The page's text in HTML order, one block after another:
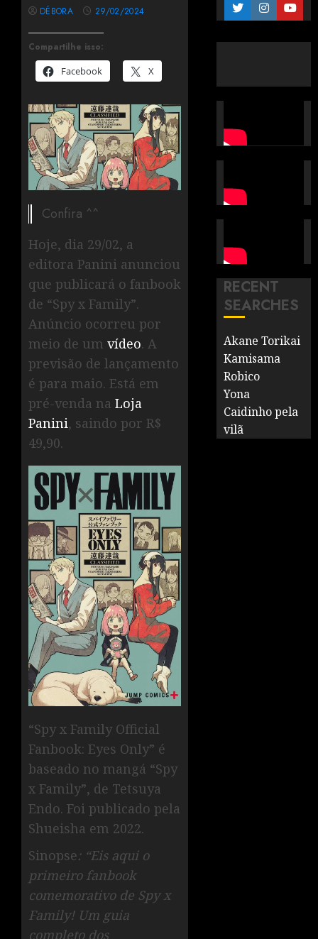
Compartilhe isso:
Facebook
X
DÉBORA 29/02/2024
Confira ^^
Hoje, dia 29/02, a
editora Panini anunciou
que publicará o fanbook
de “Spy x Family”.
Anúncio ocorreu por
meio de um vídeo. A
previsão de lançamento
é para maio. Está em
pré-venda na Loja
Panini, saindo por R$
49,90.
“Spy x Family Official
Fanbook: Eyes Only” é
baseado no mangá “Spy
x Family”, de Tetsuya
Endo. Foi publicado pela
Shueisha em 2022.
Sinopse: “Eis aqui o
primeiro fanbook
comemorativo de Spy x
Family! Um guia
completo dos
RECENT
SEARCHES
Akane Torikai
Kamisama
Robico
Yona
Caidinho pela
vilã